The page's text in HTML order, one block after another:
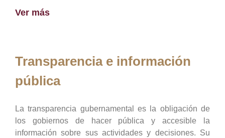
Ver más
Transparencia e información
pública
La transparencia gubernamental es la obligación de
los gobiernos de hacer pública y accesible la
información sobre sus actividades y decisiones. Su